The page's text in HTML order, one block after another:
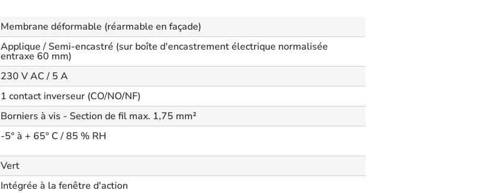
Membrane déformable (réarmable en façade)
Applique / Semi-encastré (sur boîte d'encastrement électrique normalisée
entraxe 60 mm)
230 V AC / 5 A
1 contact inverseur (CO/NO/NF)
Borniers à vis - Section de fil max. 1,75 mm²
-5° à + 65° C / 85 % RH
Vert
Intégrée à la fenêtre d'action